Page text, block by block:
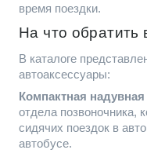
время поездки.
На что
В каталоге
автоаксессуары:
Компактная
отдела позвоночника,
сидячих поездок в
автобусе.